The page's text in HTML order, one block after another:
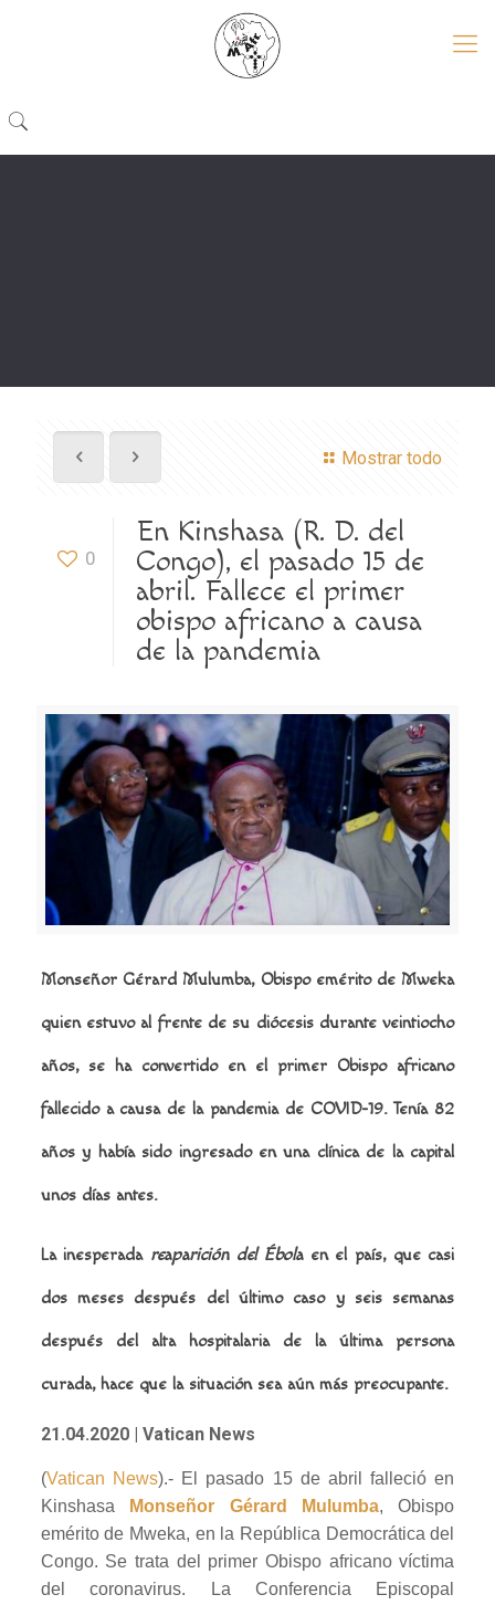
Mostrar todo
0
En Kinshasa (R. D. del
Congo), el pasado 15 de
abril. Fallece el primer
obispo africano a causa
de la pandemia
Monseñor Gérard Mulumba, Obispo emérito de Mweka
quien estuvo al frente de su diócesis durante veintiocho
años, se ha convertido en el primer Obispo africano
fallecido a causa de la pandemia de COVID-19.Tenía 82
años y había sido ingresado en una clínica de la capital
unos días antes.
La inesperada reaparición del Ébolaen el país, que casi
dos meses después del último caso y seis semanas
después del alta hospitalaria de la última persona
curada, hace que la situación sea aún más preocupante.
21.04.2020| Vatican News
(Vatican News).- El pasado 15 de abril falleció en
Kinshasa
Monseñor Gérard Mulumba, Obispo
emérito de Mweka, en la República Democrática del
Congo. Se trata del primer Obispo africano víctima
del coronavirus. La Conferencia Episcopal